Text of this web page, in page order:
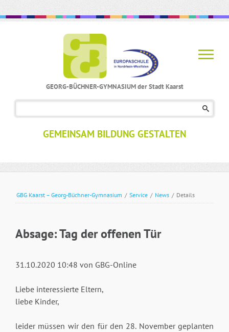
GEORG-BÜCHNER-GYMNASIUM der Stadt Kaarst
GEMEINSAM BILDUNG GESTALTEN
GBG Kaarst – Georg-Büchner-Gymnasium / Service / News / Details
Absage: Tag der offenen Tür
31.10.2020 10:48 von GBG-Online
Liebe interessierte Eltern,
liebe Kinder,
leider müssen wir den für den 28. November geplanten